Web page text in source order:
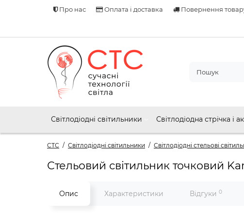
Про нас Оплата і доставка Повернення
Світлодіодні світильники Світлодіодна стрічка і
СТС Світлодіодні світильники Світлодіодні стельові
Стельовий світильник точковий
Опис Характеристики Відгуки 0